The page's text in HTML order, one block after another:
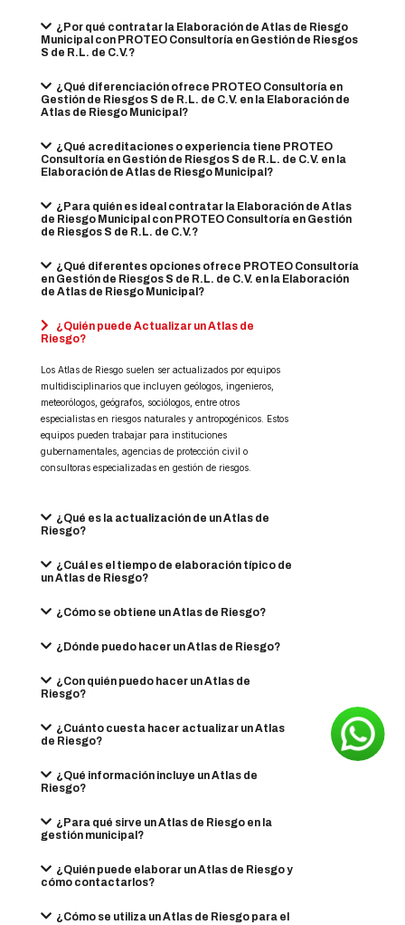
¿Por qué contratar la Elaboración de Atlas de Riesgo
Municipal con PROTEO Consultoría en Gestión de Riesgos
S de R.L. de C.V.?
¿Qué diferenciación ofrece PROTEO Consultoría en
Gestión de Riesgos S de R.L. de C.V. en la Elaboración de
Atlas de Riesgo Municipal?
¿Qué acreditaciones o experiencia tiene PROTEO
Consultoría en Gestión de Riesgos S de R.L. de C.V. en la
Elaboración de Atlas de Riesgo Municipal?
¿Para quién es ideal contratar la Elaboración de Atlas
de Riesgo Municipal con PROTEO Consultoría en Gestión
de Riesgos S de R.L. de C.V.?
¿Qué diferentes opciones ofrece PROTEO Consultoría
en Gestión de Riesgos S de R.L. de C.V. en la Elaboración
de Atlas de Riesgo Municipal?
¿Quién puede Actualizar un Atlas de
Riesgo?
Los Atlas de Riesgo suelen ser actualizados por equipos
multidisciplinarios que incluyen geólogos, ingenieros,
meteorólogos, geógrafos, sociólogos, entre otros
especialistas en riesgos naturales y antropogénicos. Estos
equipos pueden trabajar para instituciones
gubernamentales, agencias de protección civil o
consultoras especializadas en gestión de riesgos.
¿Qué es la actualización de un Atlas de
Riesgo?
¿Cuál es el tiempo de elaboración típico de
un Atlas de Riesgo?
¿Cómo se obtiene un Atlas de Riesgo?
¿Dónde puedo hacer un Atlas de Riesgo?
¿Con quién puedo hacer un Atlas de
Riesgo?
¿Cuánto cuesta hacer actualizar un Atlas
de Riesgo?
¿Qué información incluye un Atlas de
Riesgo?
¿Para qué sirve un Atlas de Riesgo en la
gestión municipal?
¿Quién puede elaborar un Atlas de Riesgo y
cómo contactarlos?
¿Cómo se utiliza un Atlas de Riesgo para el